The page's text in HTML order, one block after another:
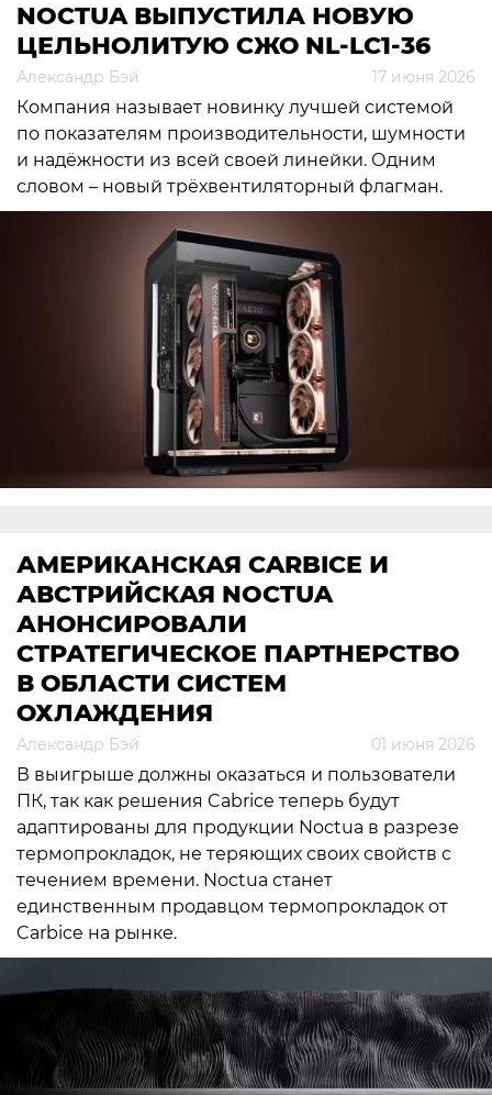
NOCTUA ВЫПУСТИЛА НОВУЮ
ЦЕЛЬНОЛИТУЮ СЖО NL-LC1-36
Александр Бэй 17 июня 2026
Компания называет новинку лучшей системой
по показателям производительности, шумности
и надёжности из всей своей линейки. Одним
словом – новый трёхвентиляторный флагман.
АМЕРИКАНСКАЯ CARBICE И
АВСТРИЙСКАЯ NOCTUA
АНОНСИРОВАЛИ
СТРАТЕГИЧЕСКОЕ ПАРТНЕРСТВО
В ОБЛАСТИ СИСТЕМ
ОХЛАЖДЕНИЯ
Александр Бэй 01 июня 2026
В выигрыше должны оказаться и пользователи
ПК, так как решения Cabrice теперь будут
адаптированы для продукции Noctua в разрезе
термопрокладок, не теряющих своих свойств с
течением времени. Noctua станет
единственным продавцом термопрокладок от
Carbice на рынке.